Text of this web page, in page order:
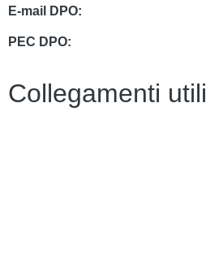
E-mail DPO:
PEC DPO:
Collegamenti utili